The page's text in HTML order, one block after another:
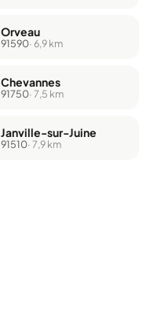
Orveau
91590· 6,9 km
Chevannes
91750· 7,5 km
Janville-sur-Juine
91510· 7,9 km